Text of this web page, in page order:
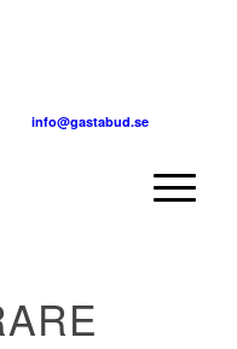
info@gastabud.se